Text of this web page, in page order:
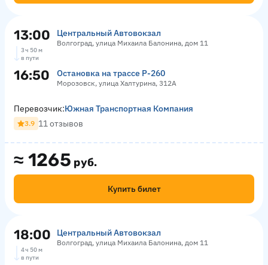
13:00 Центральный Автовокзал
Волгоград, улица Михаила Балонина, дом 11
3 ч 50 м
в пути
16:50 Остановка на трассе Р-260
Морозовск, улица Халтурина, 312А
≈ 1265 руб.
Купить билет
Перевозчик:Южная Транспортная Компания
3.9 11 отзывов
18:00 Центральный Автовокзал
Волгоград, улица Михаила Балонина, дом 11
4 ч 50 м
в пути